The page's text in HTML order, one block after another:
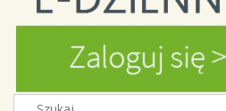
Szukaj: